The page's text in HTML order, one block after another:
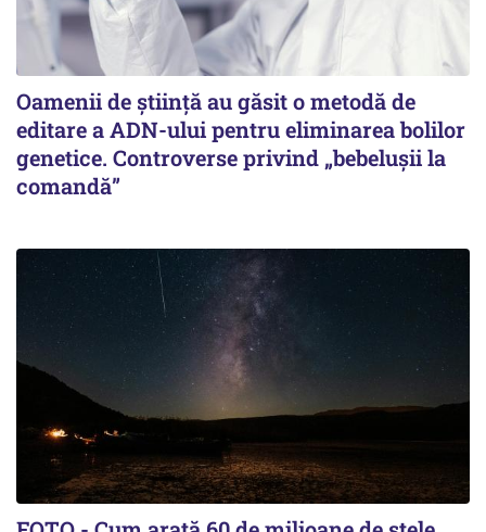
Oamenii de știință au găsit o metodă de
editare a ADN-ului pentru eliminarea bolilor
genetice. Controverse privind „bebelușii la
comandă”